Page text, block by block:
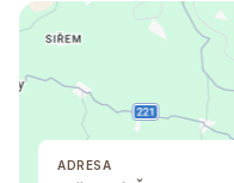
ADRESA